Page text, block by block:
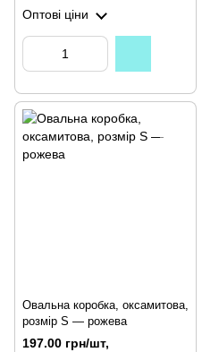
Оптові ціни
Овальна коробка, оксамитова,
розмір S — рожева
197.00 грн/шт,